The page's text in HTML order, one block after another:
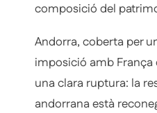
composició del
Andorra, coberta per
imposició amb
una clara ruptura: la
andorrana està